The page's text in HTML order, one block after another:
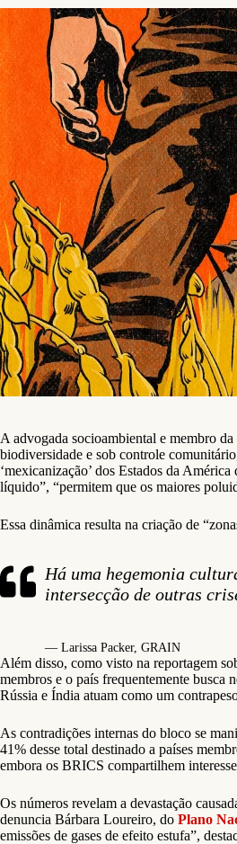
A advogada socioambiental e membro
biodiversidade e sob controle
‘mexicanização’ dos Estados da
líquido”, “permitem que os maiores
Essa dinâmica resulta na criação de
Há uma hegemonia
intersecção de outras
— Larissa Packer, GRAIN
Além disso, como visto na reportagem
membros e o país frequentemente busca
Rússia e Índia atuam como um
As contradições internas do bloco se
41% desse total destinado a países
embora os BRICS compartilhem
Os números revelam a devastação
denuncia Bárbara Loureiro, do Plano
emissões de gases de efeito estufa”,